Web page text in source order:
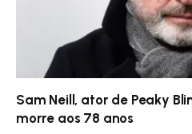
Sam Neill, ator de Peaky
morre aos 78 anos